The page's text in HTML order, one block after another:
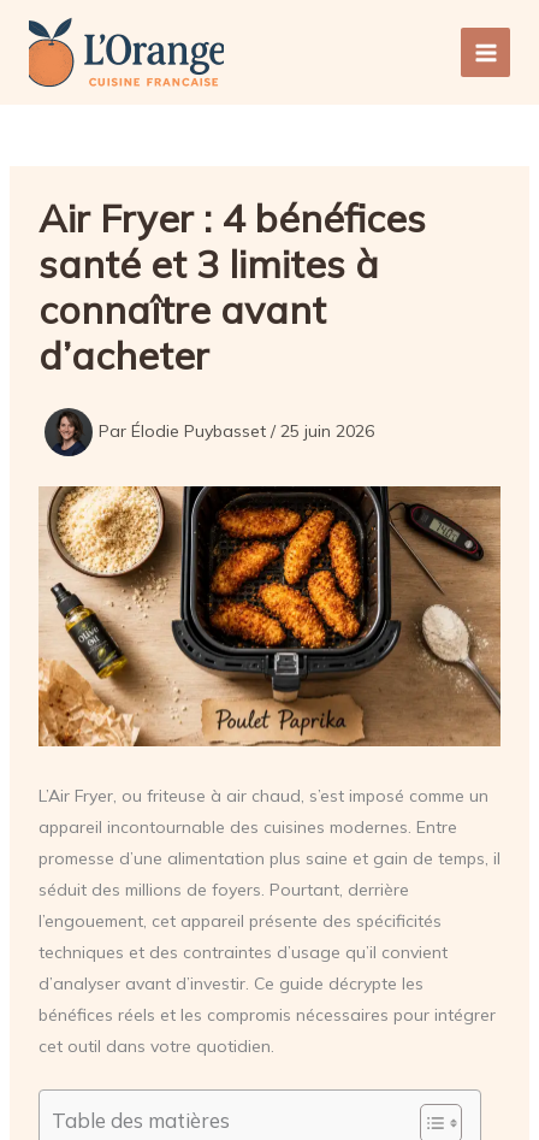
contenu
Main
Air Fryer : 4 bénéfices
santé et 3 limites à
connaître avant
d’acheter
Par Élodie Puybasset /25 juin 2026
L’Air Fryer, ou friteuse à air chaud, s’est imposé comme un
appareil incontournable des cuisines modernes. Entre
promesse d’une alimentation plus saine et gain de temps, il
séduit des millions de foyers. Pourtant, derrière
l’engouement, cet appareil présente des spécificités
techniques et des contraintes d’usage qu’il convient
d’analyser avant d’investir. Ce guide décrypte les
bénéfices réels et les compromis nécessaires pour intégrer
cet outil dans votre quotidien.
Table des matières